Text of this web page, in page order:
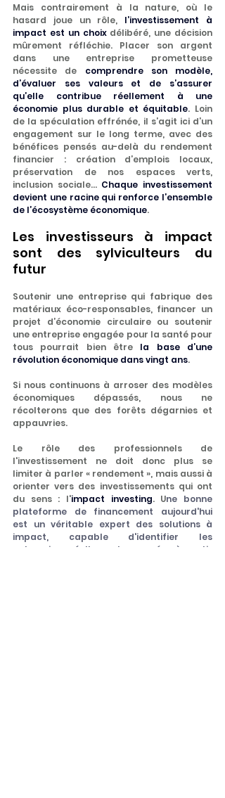
Mais contrairement à la nature, où le
hasard joue un rôle, l’investissement à
impact est un choix délibéré, une décision
mûrement réfléchie. Placer son argent
dans une entreprise prometteuse
nécessite de comprendre son modèle,
d’évaluer ses valeurs et de s’assurer
qu’elle contribue réellement à une
économie plus durable et équitable. Loin
de la spéculation effrénée, il s’agit ici d’un
engagement sur le long terme, avec des
bénéfices pensés au-delà du rendement
financier : création d’emplois locaux,
préservation de nos espaces verts,
inclusion sociale… Chaque investissement
devient une racine qui renforce l’ensemble
de l’écosystème économique.
Les investisseurs à impact
sont des sylviculteurs du
futur
Soutenir une entreprise qui fabrique des
matériaux éco-responsables, financer un
projet d’économie circulaire ou soutenir
une entreprise engagée pour la santé pour
tous pourrait bien être la base d’une
révolution économique dans vingt ans.
Si nous continuons à arroser des modèles
économiques dépassés, nous ne
récolterons que des forêts dégarnies et
appauvries.
Le rôle des professionnels de
l'investissement ne doit donc plus se
limiter à parler « rendement », mais aussi à
orienter vers des investissements qui ont
du sens : l'impact investing. Une bonne
plateforme de financement aujourd'hui
est un véritable expert des solutions à
impact, capable d'identifier les
entreprises réellement engagées à partir